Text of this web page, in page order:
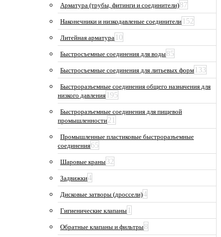
Арматура (трубы, фитинги и соединители)87
Наконечники и низкодавленые соединители 152
Литейная арматура 10
Быстросъемные соединения для воды85
Быстросъемные соединения для литьевых форм 133
Быстроразъемные соединения общего назначения для
низкого давления 195
Быстроразъемные соединения для пищевой
промышленности21
Промышленные пластиковые быстроразъемные
соединения65
Шаровые краны32
Задвижки4
Дисковые затворы (дроссели)4
Гигиенические клапаны 1
Обратные клапаны и фильтры8